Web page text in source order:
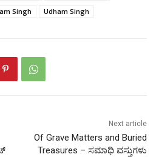
Singh Udham Singh
Next article
Of Grave Matters and Buried
Treasures – ಸಮಾಧಿ ವಸ್ತುಗಳು